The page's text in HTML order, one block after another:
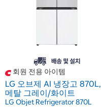
회원 전용 아이템
LG 오브제 AI 냉장고 870L,
메탈 그레이/화이트
LG Objet Refrigerator 870L